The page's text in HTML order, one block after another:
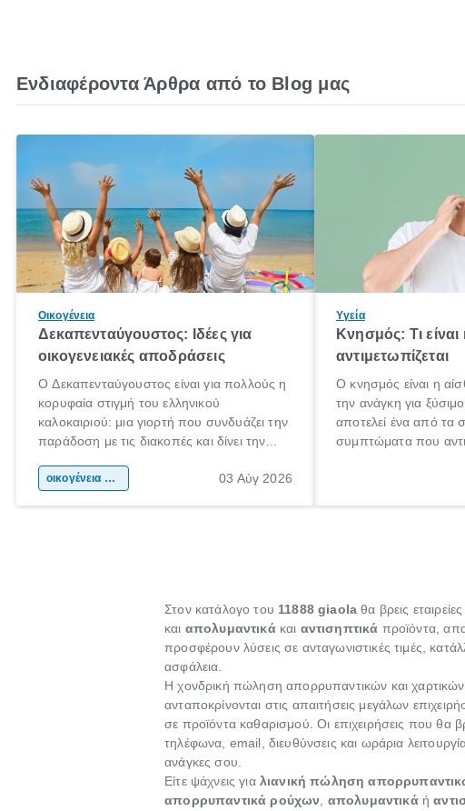
Ενδιαφέροντα Άρθρα από το Blog μας
Οικογένεια
Δεκαπενταύγουστος: Ιδέες για
οικογενειακές αποδράσεις
Ο Δεκαπενταύγουστος είναι για πολλούς η
κορυφαία στιγμή του ελληνικού
καλοκαιριού: μια γιορτή που συνδυάζει την
παράδοση με τις διακοπές και δίνει την
χώρας. Είτε πρόκειται για λίγες μέρες
οικογένεια & παιδί 03 Αύγ 2026
Υγεία
Κνησμός: Τι
αντιμετωπίζεται
Ο κνησμός είναι η
την ανάγκη για
αποτελεί ένα από τα
συμπτώματα που
πληροφορίες για το
Στον κατάλογο του 11888 giaola θα βρεις
και απολυμαντικάκαι αντισηπτικά προϊόντα,
προσφέρουν λύσεις σε ανταγωνιστικές τιμές,
ασφάλεια.
Η χονδρική πώληση απορρυπαντικών και χαρτικών
ανταποκρίνονται στις απαιτήσεις μεγάλων
σε προϊόντα καθαρισμού. Οι επιχειρήσεις που θα
τηλέφωνα, email, διευθύνσεις και ωράρια
ανάγκες σου.
Είτε ψάχνεις για λιανική πώληση
απορρυπαντικά ρούχων
απολυμαντικάή